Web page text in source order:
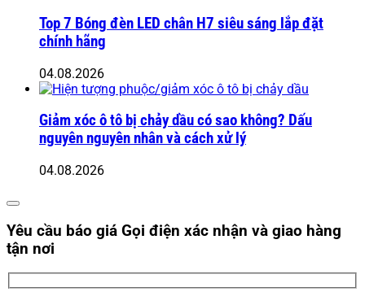
Top 7 Bóng đèn LED chân H7 siêu sáng lắp đặt
chính hãng
04.08.2026
Giảm xóc ô tô bị chảy dầu có sao không? Dấu
nguyên nguyên nhân và cách xử lý
04.08.2026
Yêu cầu báo giá Gọi điện xác nhận và giao hàng
tận nơi